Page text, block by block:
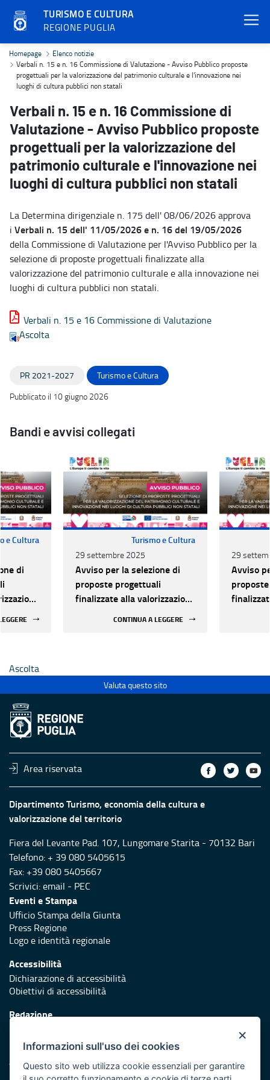
TURISMO E CULTURA
REGIONE PUGLIA
Verbali n. 15 e n. 16 Commissione di Valutazione - Avviso
Homepage
Elenco notizie
Verbali n. 15 e n. 16 Commissione di Valutazione - Avviso Pubblico proposte
progettuali per la valorizzazione del patrimonio culturale e l'innovazione nei
luoghi di cultura pubblici non statali
Verbali n. 15 e n. 16 Commissione di
Valutazione - Avviso Pubblico proposte
progettuali per la valorizzazione del
patrimonio culturale e l'innovazione nei
luoghi di cultura pubblici non statali
La Determina dirigenziale n. 175 dell' 08/06/2026 approva
i Verbali n. 15 dell' 11/05/2026 e n. 16 del 19/05/2026
della Commissione di Valutazione per l'Avviso Pubblico per la
selezione di proposte progettuali finalizzate alla
valorizzazione del patrimonio culturale e alla innovazione nei
luoghi di cultura pubblici non statali.
Verbali n. 15 e 16 Commissione di Valutazione
Ascolta
PR 2021-2027
Turismo e Cultura
Pubblicato il 10 giugno 2026
Bandi e avvisi collegati
e Cultura
di
Turismo e Cultura
29 settembre 2025
Avviso per la selezione di
proposte progettuali
finalizzate alla valorizzazione
CONTINUA A LEGGERE
29
Avviso
Ascolta
Valuta questo sito
Area riservata
Dipartimento Turismo, economia della cultura e
valorizzazione del territorio
Fiera del Levante Pad. 107, Lungomare Starita - 70132 Bari
Telefono: + 39 080 5405615
Fax: +39 080 5405667
Scrivici:email - PEC
Eventi e Stampa
Ufficio Stampa della Giunta
Press Regione
Logo e identità regionale
Accessibilità
Dichiarazione di accessibilità
Obiettivi di accessibilità
Redazione
Protezione civile
Vai al sito di Protezione Civile Puglia
×
Informazioni sull'uso dei cookies
Questo sito web utilizza cookie essenziali per garantire